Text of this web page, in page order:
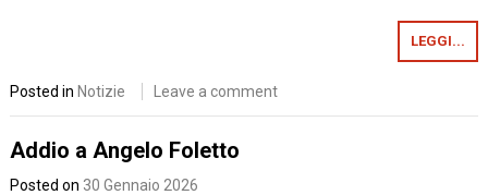
LEGGI...
Posted in Notizie Leave a comment
Addio a Angelo Foletto
Posted on 30 Gennaio 2026